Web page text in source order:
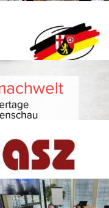
Bildung
20
ZUKUNFT
Bildung
RAUS